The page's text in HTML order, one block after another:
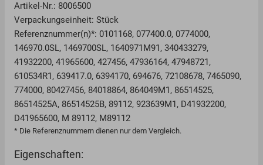
Artikel-Nr.: 8006500
Verpackungseinheit: Stück
Referenznummer(n)*: 0101168, 077400.0, 0774000,
146970.0SL, 1469700SL, 1640971M91, 340433279,
41932200, 41965600, 427456, 47936164, 47948721,
610534R1, 639417.0, 6394170, 694676, 72108678, 7465090,
774000, 80427456, 84018864, 864049M1, 86514525,
86514525A, 86514525B, 89112, 923639M1, D41932200,
D41965600, M 89112, M89112
* Die Referenznummern dienen nur dem Vergleich.
Eigenschaften: